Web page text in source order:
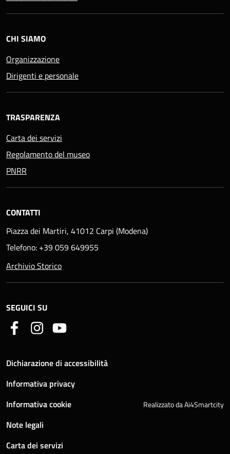
CHI SIAMO
Organizzazione
Dirigenti e personale
TRASPARENZA
Carta dei servizi
Regolamento del museo
PNRR
CONTATTI
Piazza dei Martiri, 41012 Carpi (Modena)
Telefono: +39 059 649955
Archivio Storico
SEGUICI SU
Dichiarazione di accessibilità
Informativa privacy
Informativa cookie
Note legali
Carta dei servizi
Realizzato da Ai4Smartcity